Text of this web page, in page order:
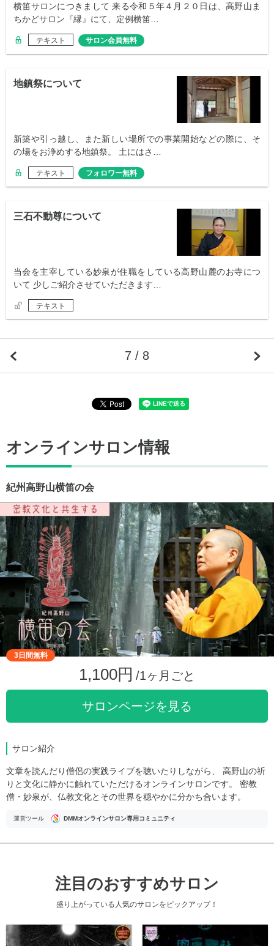
横笛サロンにつきまして 来る令和５年４月２０日は、高野山ま
ちかどサロン『縁』にて、定例横笛…
テキスト サロン会員無料
地鎮祭について
新築や引っ越し、また新しい場所での事業開始などの際に、そ
の場をお浄めする地鎮祭。 土にはさ…
テキスト フォロワー無料
三石不動尊について
当会を主宰している妙泉が住職をしている高野山麓のお寺につ
いて 少しご紹介させていただきます…
テキスト
7 / 8
オンラインサロン情報
紀州高野山横笛の会
3日間無料
1,100円 /1ヶ月ごと
サロンページを見る
サロン紹介
文章を読んだり僧侶の実践ライブを聴いたりしながら、 高野山の祈
りと文化に静かに触れていただけるオンラインサロンです。 密教
僧・妙泉が、仏教文化とその世界を穏やかに分かち合います。
運営ツール DMMオンラインサロン専用コミュニティ
注目のおすすめサロン
盛り上がっている人気のサロンをピックアップ！